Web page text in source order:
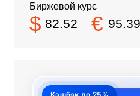
Биржевой курс
$ 82.52 € 95.39